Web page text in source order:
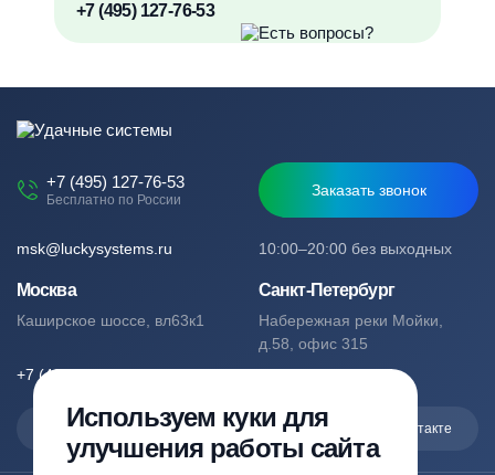
+7 (495) 127-76-53
+7 (495) 127-76-53
Бесплатно по России
Заказать звонок
10:00–20:00 без выходных
msk@luckysystems.ru
Москва
Каширское шоссе, вл63к1
+7 (495) 127-76-53
Санкт-Петербург
Набережная реки Мойки,
д.58, офис 315
+7 (812) 244-49-61
Max Telegram Вконтакте
Используем куки для
улучшения работы сайта